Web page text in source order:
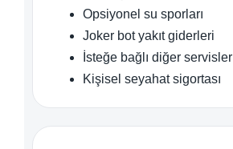
Opsiyonel su sporları
Joker bot yakıt giderleri
İsteğe bağlı diğer servisler
Kişisel seyahat sigortası